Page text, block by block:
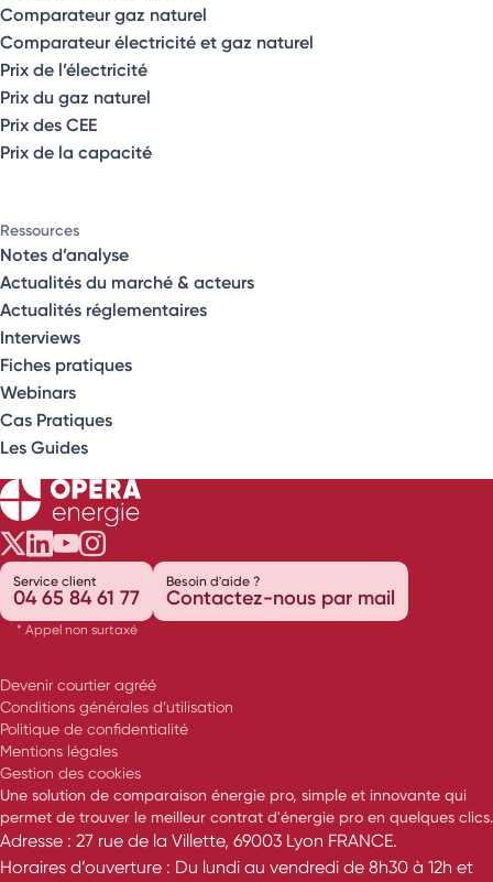
Comparateur gaz naturel
Comparateur électricité et gaz naturel
Prix de l’électricité
Prix du gaz naturel
Prix des CEE
Prix de la capacité
Ressources
Notes d’analyse
Actualités du marché & acteurs
Actualités réglementaires
Interviews
Fiches pratiques
Webinars
Cas Pratiques
Les Guides
Opéra Énergie sur Twitter
Opéra Énergie sur LinkedIn
Opéra Énergie sur Youtube
Opéra Énergie sur Instagram
Service client
04 65 84 61 77
* Appel non surtaxé
Besoin d'aide ?
Contactez-nous par mail
Devenir courtier agréé
Conditions générales d’utilisation
Politique de confidentialité
Mentions légales
Gestion des cookies
Une solution de comparaison énergie pro, simple et innovante qui
permet de trouver le meilleur contrat d'énergie pro en quelques clics.
Adresse : 27 rue de la Villette, 69003 Lyon FRANCE.
Horaires d’ouverture : Du lundi au vendredi de 8h30 à 12h et